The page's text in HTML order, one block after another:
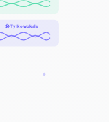
🎤 Tylko wokale